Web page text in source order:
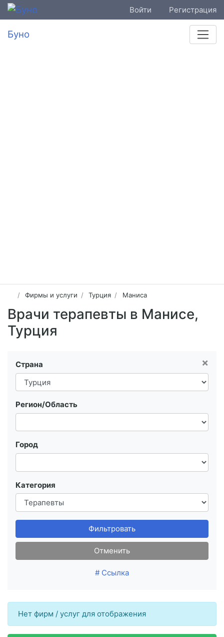
Войти Регистрация
Буно
Фирмы и услуги Турция Маниса
Врачи терапевты в Манисе,
Турция
×
Страна
Регион/Область
Город
Категория
Фильтровать
Отменить
# Ссылка
Нет фирм / услуг для отображения